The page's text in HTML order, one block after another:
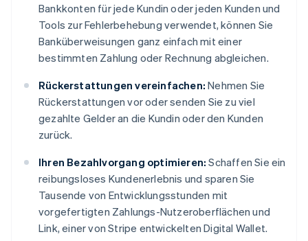
Bankkonten für jede Kundin oder jeden Kunden und
Tools zur Fehlerbehebung verwendet, können Sie
Banküberweisungen ganz einfach mit einer
bestimmten Zahlung oder Rechnung abgleichen.
Rückerstattungen vereinfachen: Nehmen Sie
Rückerstattungen vor oder senden Sie zu viel
gezahlte Gelder an die Kundin oder den Kunden
zurück.
Ihren Bezahlvorgang optimieren: Schaffen Sie ein
reibungsloses Kundenerlebnis und sparen Sie
Tausende von Entwicklungsstunden mit
vorgefertigten Zahlungs-Nutzeroberflächen und
Link, einer von Stripe entwickelten Digital Wallet.